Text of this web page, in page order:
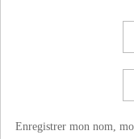
Enregistrer mon nom,